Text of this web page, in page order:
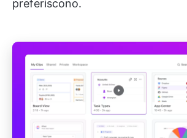
preferiscono.